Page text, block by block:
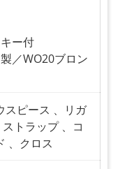
ー付
／WO20ブロン
スピース 、リガ
トラップ 、コ
、クロス